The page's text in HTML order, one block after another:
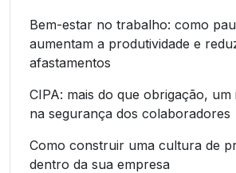
Bem-estar no trabalho: como
aumentam a produtividade e
afastamentos
CIPA: mais do que obrigação, um
na segurança dos colaboradores
Como construir uma cultura de
dentro da sua empresa